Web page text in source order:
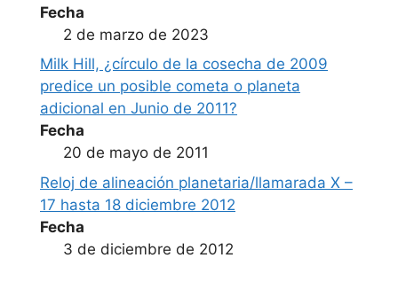
Fecha
2 de marzo de 2023
Milk Hill, ¿círculo de la cosecha de 2009
predice un posible cometa o planeta
adicional en Junio de 2011?
Fecha
20 de mayo de 2011
Reloj de alineación planetaria/llamarada X –
17 hasta 18 diciembre 2012
Fecha
3 de diciembre de 2012